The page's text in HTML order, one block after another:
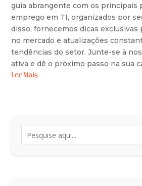
guia abrangente com os principais
emprego em TI, organizados por
disso, fornecemos dicas exclusivas
no mercado e atualizações
tendências do setor. Junte-se à
ativa e dê o próximo passo na sua
Ler Mais